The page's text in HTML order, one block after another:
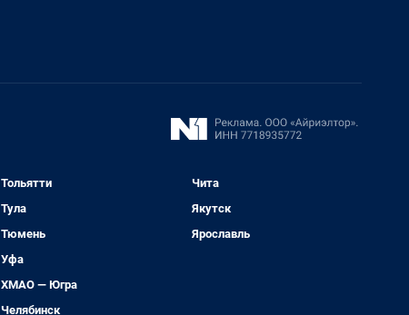
Тольятти
Тула
Тюмень
Уфа
ХМАО — Югра
Челябинск
Чита
Якутск
Ярославль